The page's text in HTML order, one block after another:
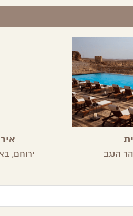
הר הנגב ירוחם,